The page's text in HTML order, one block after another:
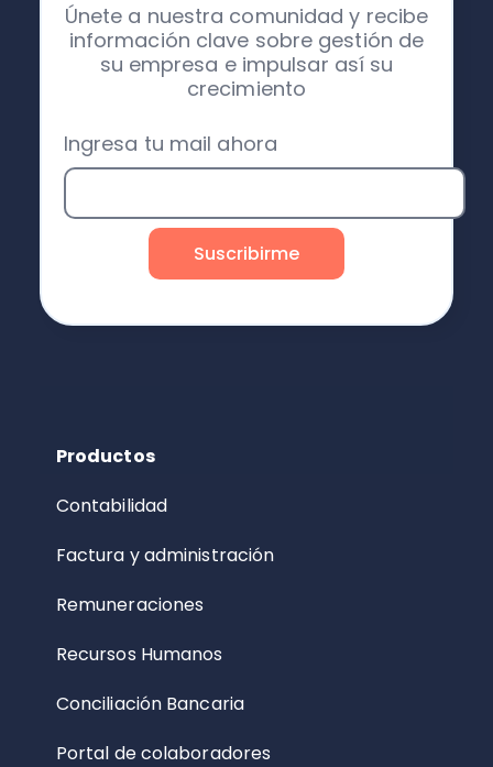
Únete a nuestra comunidad y recibe
información clave sobre gestión de
su empresa e impulsar así su
crecimiento
Ingresa tu mail ahora
Productos
Contabilidad
Factura y administración
Remuneraciones
Recursos Humanos
Conciliación Bancaria
Portal de colaboradores